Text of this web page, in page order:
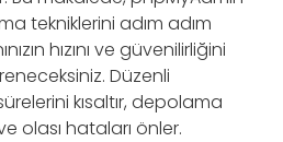
tekniklerini adım adım
hızını ve güvenilirliğini
Düzenli
kısaltır, depolama
olası hataları önler.